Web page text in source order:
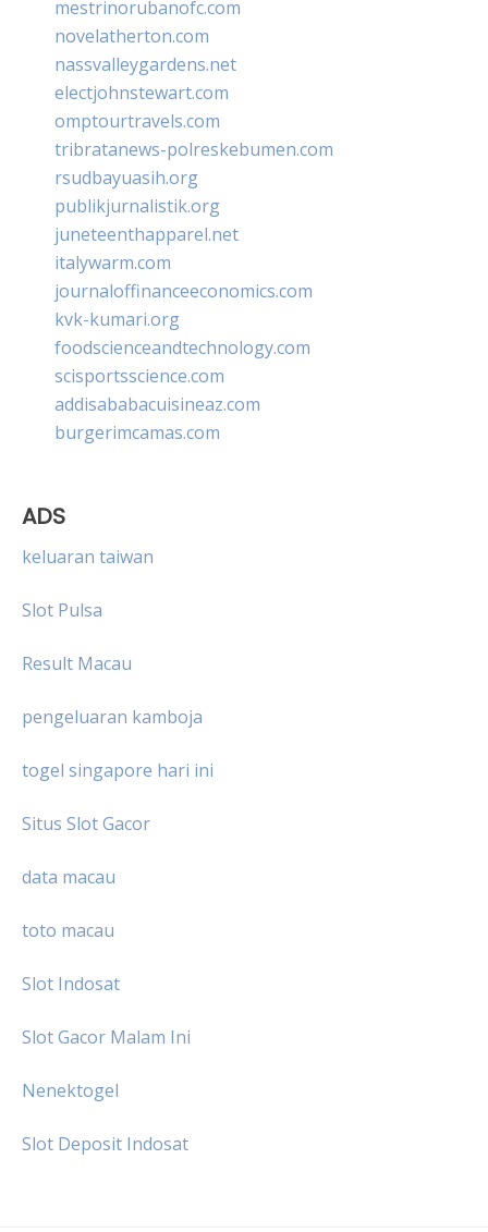
mestrinorubanofc.com
novelatherton.com
nassvalleygardens.net
electjohnstewart.com
omptourtravels.com
tribratanews-polreskebumen.com
rsudbayuasih.org
publikjurnalistik.org
juneteenthapparel.net
italywarm.com
journaloffinanceeconomics.com
kvk-kumari.org
foodscienceandtechnology.com
scisportsscience.com
addisababacuisineaz.com
burgerimcamas.com
ADS
keluaran taiwan
Slot Pulsa
Result Macau
pengeluaran kamboja
togel singapore hari ini
Situs Slot Gacor
data macau
toto macau
Slot Indosat
Slot Gacor Malam Ini
Nenektogel
Slot Deposit Indosat